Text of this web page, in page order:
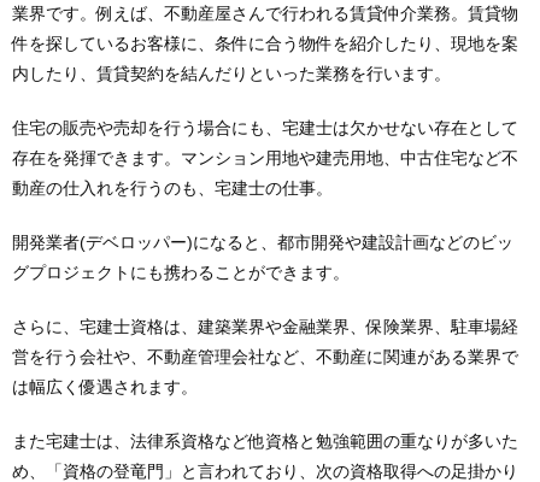
業界です。例えば、不動産屋さんで行われる賃貸仲介業務。賃貸物
件を探しているお客様に、条件に合う物件を紹介したり、現地を案
内したり、賃貸契約を結んだりといった業務を行います。
住宅の販売や売却を行う場合にも、宅建士は欠かせない存在として
存在を発揮できます。マンション用地や建売用地、中古住宅など不
動産の仕入れを行うのも、宅建士の仕事。
開発業者(デベロッパー)になると、都市開発や建設計画などのビッ
グプロジェクトにも携わることができます。
さらに、宅建士資格は、建築業界や金融業界、保険業界、駐車場経
営を行う会社や、不動産管理会社など、不動産に関連がある業界で
は幅広く優遇されます。
また宅建士は、法律系資格など他資格と勉強範囲の重なりが多いた
め、「資格の登竜門」と言われており、次の資格取得への足掛かり